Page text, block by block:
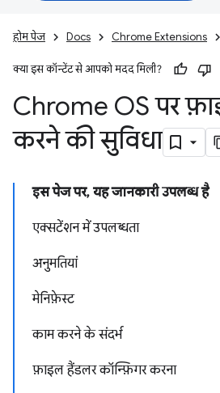
होम पेज Docs Chrome Extensions
क्या इस कॉन्टेंट से आपको मदद मिली?
Chrome OS पर
करने की सुविधा
इस पेज पर, यह जानकारी उपलब्ध है
एक्सटेंशन में उपलब्धता
अनुमतियां
मेनिफ़ेस्ट
काम करने के संदर्भ
फ़ाइल हैंडलर कॉन्फ़िगर करना